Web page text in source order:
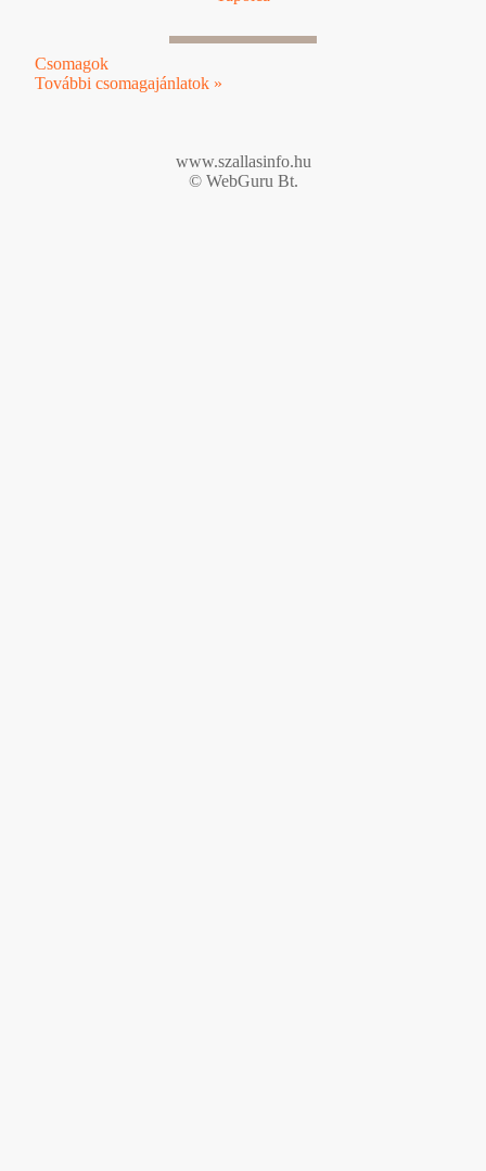
Csomagok
További csomagajánlatok »
www.szallasinfo.hu
© WebGuru Bt.